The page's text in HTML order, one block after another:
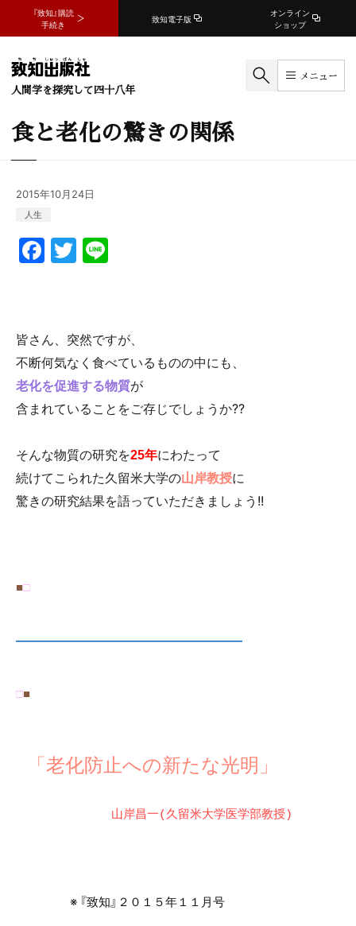
『致知』購読
手続き
致知電子版
オンライン
ショップ
人間学を探究して四十八年
メニュー
食と老化の驚きの関係
2015年10月24日
人生
F
a
e
b
o
o
k
T
w
er
皆さん、突然ですが、
不断何気なく食べているものの中にも、
老化を促進する物質が
含まれていることをご存じでしょうか??
そんな物質の研究を25年にわたって
続けてこられた久留米大学の山岸教授に
驚きの研究結果を語っていただきましょう !!
■□
―――――――――――――――――――
□■
「 老化防止への新たな光明 」
山岸昌一(久留米大学医学部教授)
※ 『致知』２０１５年１１月号